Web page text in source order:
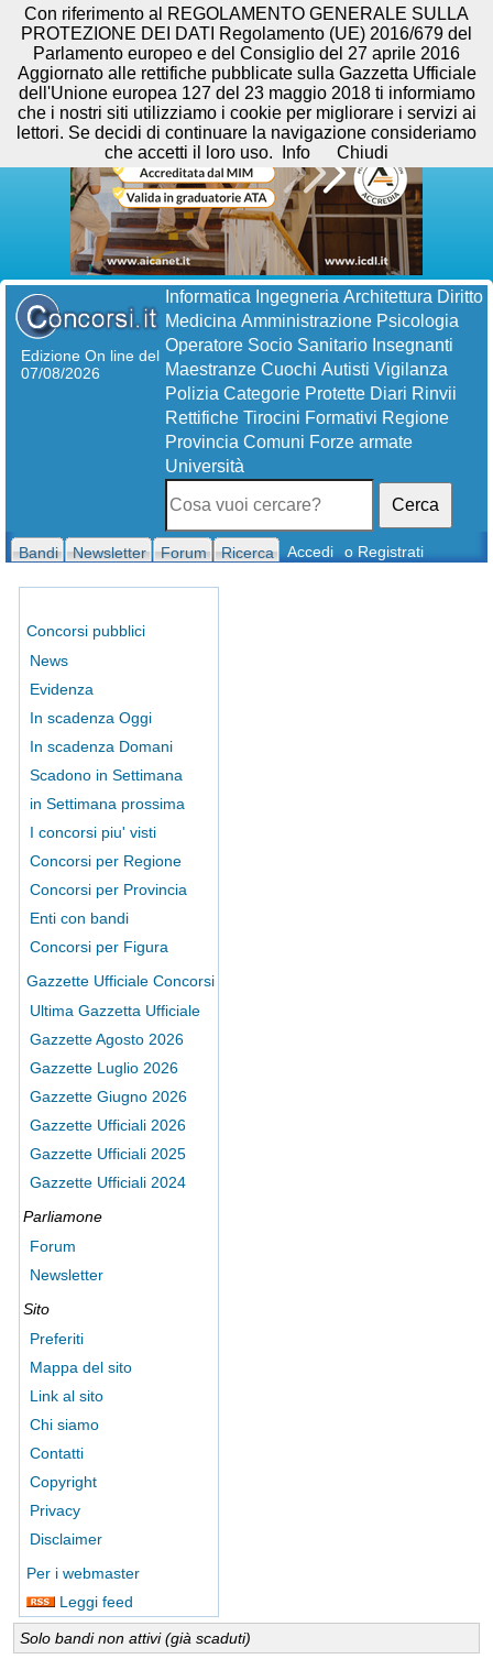
Edizione On line del
07/08/2026
Informatica Ingegneria Architettura Diritto
Medicina Amministrazione Psicologia
Operatore Socio Sanitario Insegnanti
Maestranze Cuochi Autisti Vigilanza
Polizia Categorie Protette Diari Rinvii
Rettifiche Tirocini Formativi Regione
Provincia Comuni Forze armate
Università
Cerca
Bandi Newsletter Forum Ricerca Accedi o Registrati
Concorsi pubblici
News
Evidenza
In scadenza Oggi
In scadenza Domani
Scadono in Settimana
in Settimana prossima
I concorsi piu' visti
Concorsi per Regione
Concorsi per Provincia
Enti con bandi
Concorsi per Figura
Gazzette Ufficiale Concorsi
Ultima Gazzetta Ufficiale
Gazzette Agosto 2026
Gazzette Luglio 2026
Gazzette Giugno 2026
Gazzette Ufficiali 2026
Gazzette Ufficiali 2025
Gazzette Ufficiali 2024
Parliamone
Forum
Newsletter
Sito
Preferiti
Mappa del sito
Link al sito
Chi siamo
Contatti
Copyright
Privacy
Disclaimer
Per i webmaster
Leggi feed
Solo bandi non attivi (già scaduti)
Con riferimento al REGOLAMENTO GENERALE SULLA
PROTEZIONE DEI DATI Regolamento (UE) 2016/679 del
Parlamento europeo e del Consiglio del 27 aprile 2016
Aggiornato alle rettifiche pubblicate sulla Gazzetta Ufficiale
dell'Unione europea 127 del 23 maggio 2018 ti informiamo
che i nostri siti utilizziamo i cookie per migliorare i servizi ai
lettori. Se decidi di continuare la navigazione consideriamo
che accetti il loro uso.
Info Chiudi